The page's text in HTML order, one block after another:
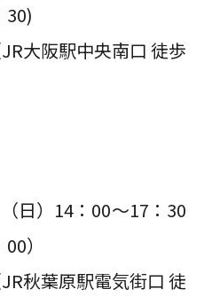
30)
大阪駅中央南口 徒歩
日）14：00～17：30
）
秋葉原駅電気街口 徒